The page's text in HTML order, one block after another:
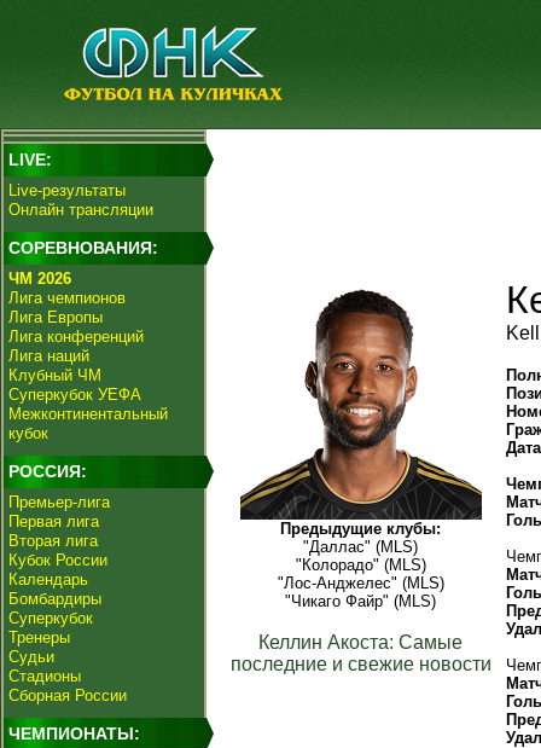
LIVE:
Live-результаты
Онлайн трансляции
СОРЕВНОВАНИЯ:
ЧМ 2026
Лига чемпионов
Лига Европы
Лига конференций
Лига наций
Клубный ЧМ
Суперкубок УЕФА
Межконтинентальный
кубок
РОССИЯ:
Премьер-лига
Первая лига
Вторая лига
Кубок России
Календарь
Бомбардиры
Суперкубок
Тренеры
Судьи
Стадионы
Сборная России
ЧЕМПИОНАТЫ:
Предыдущие клубы:
"Даллас" (MLS)
"Колорадо" (MLS)
"Лос-Анджелес" (MLS)
"Чикаго Файр" (MLS)
Келлин Акоста: Самые
последние и свежие новости